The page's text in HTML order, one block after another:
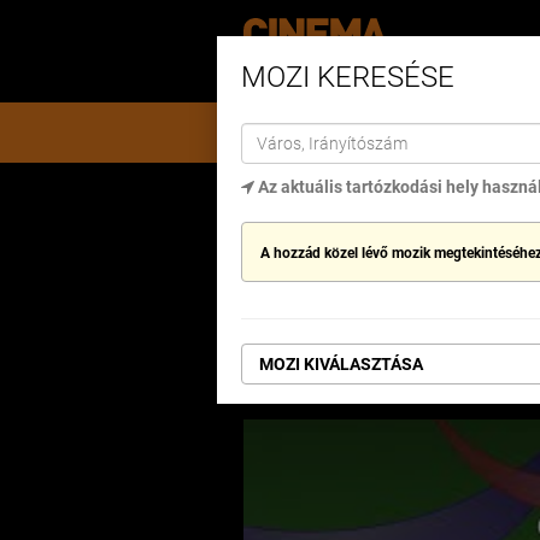
MŰSORON AJÁNLATOK
BOGYÓ ÉS
MOZI KERESÉSE
Az aktuális tartózkodási hely
A hozzád közel lévő mozik
MOZI KIVÁLASZTÁSA